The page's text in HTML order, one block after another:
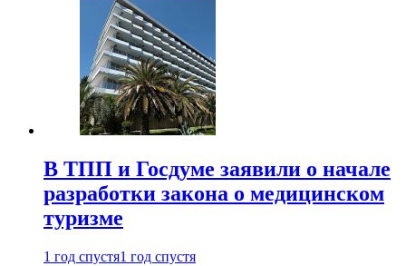
В ТПП и Госдуме заявили о начале
разработки закона о медицинском
туризме
1 год спустя1 год спустя